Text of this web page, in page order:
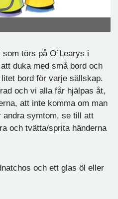
törs på O´Learys i
duka med små bord och
bord för varje sällskap.
och vi alla får hjälpas åt,
att inte komma om man
andra symtom, se till att
och tvätta/sprita händerna
och ett glas öl eller